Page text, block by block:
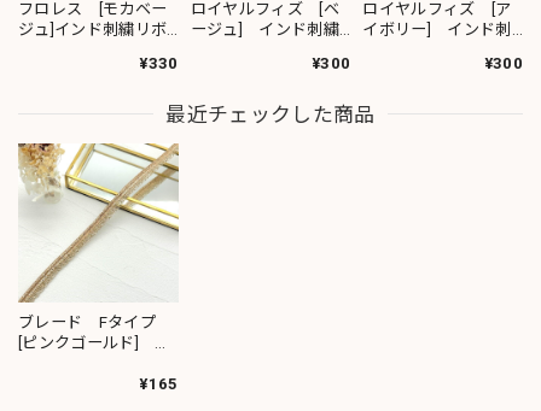
フロレス [モカベー
ジュ]インド刺繍リボ
¥330
ロイヤルフィズ [ベ
ージュ] インド刺繍
¥300
ロイヤルフィズ [ア
イボリー] インド刺
¥300
最近チェックした商品
ブレード Fタイプ
[ピンクゴールド]
¥165